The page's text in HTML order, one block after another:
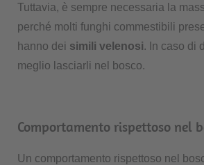
Tuttavia, è sempre necessaria la
perché molti funghi commestibili
hanno dei simili velenosi. In caso di
meglio lasciarli nel bosco.
Comportamento rispettoso nel
Un comportamento rispettoso nel